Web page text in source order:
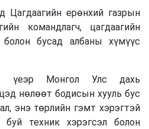
Цагдаагийн ерөнхий газрын
командлагч, цагдаагийн
болон бусад албаны хүмүүс
үеэр Монгол Улс дахь
нөлөөт бодисын хууль бус
энэ төрлийн гэмт хэрэгтэй
техник хэрэгсэл болон